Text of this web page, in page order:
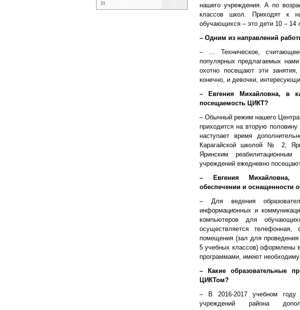
31
нашего учреждения. А по
классов школ. Приходят к
обучающихся – это дети 10 – 14
– Одним из направлений
– … Техническое,
популярных предлагаемых
охотно посещают эти
конечно, и девочки,
– Евгения Михайловна, в
посещаемость ЦИКТ?
– Обычный режим нашего
приходится на вторую
наступает время
Карагайской школой № 2,
Яринским
учреждений ежедневно
– Евгения Михайловна,
обеспечении и оснащенности
– Для ведения
информационных и
компьютеров для
осуществляется телефонная,
помещения (зал для проведения
5 учебных классов) оформлены
программами, имеют
– Какие образовательные
ЦИКТом?
– В 2016-2017 учебном году
учреждений района